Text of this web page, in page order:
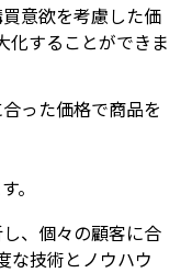
意欲を考慮した価
化することができま
った価格で商品を
。
、個々の顧客に合
な技術とノウハウ